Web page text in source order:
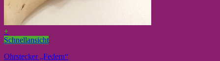
+
Schnellansicht
Ohrstecker „Federn“